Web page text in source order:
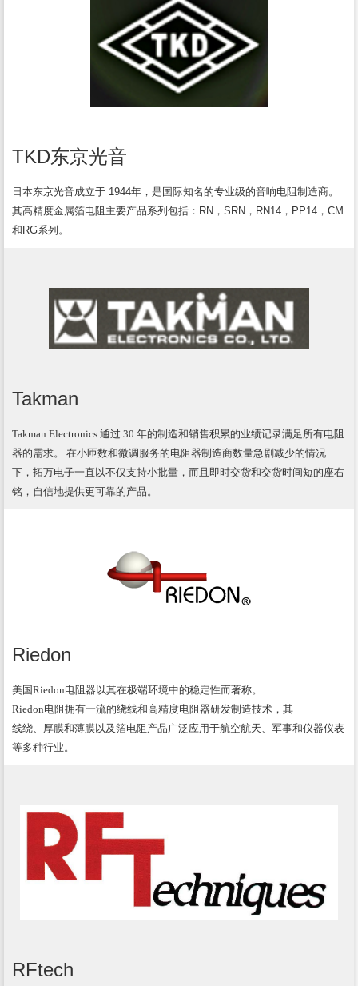
TKD东京光音
日本东京光音成立于 1944年，是国际知名的专业级的音响电阻制造商。
其高精度金属箔电阻主要产品系列包括：RN，SRN，RN14，PP14，CM
和RG系列。
Takman
Takman Electronics 通过 30 年的制造和销售积累的业绩记录满足所有电阻
器的需求。 在小匝数和微调服务的电阻器制造商数量急剧减少的情况
下，拓万电子一直以不仅支持小批量，而且即时交货和交货时间短的座右
铭，自信地提供更可靠的产品。
Riedon
美国Riedon电阻器以其在极端环境中的稳定性而著称。
Riedon电阻拥有一流的绕线和高精度电阻器研发制造技术，其
线绕、厚膜和薄膜以及箔电阻产品广泛应用于航空航天、军事和仪器仪表
等多种行业。
RFtech